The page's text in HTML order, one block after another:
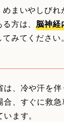
まいやしびれ
る方は、脳神経
みてください。
は、冷や汗を
合、すぐに救急
ます。